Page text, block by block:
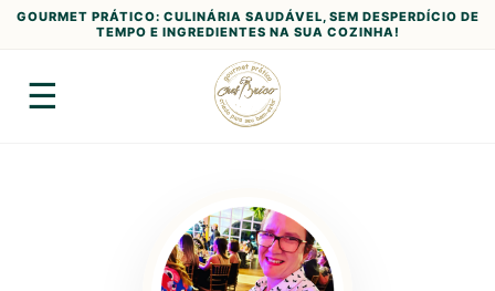
GOURMET PRÁTICO: CULINÁRIA SAUDÁVEL, SEM DESPERDÍCIO DE
TEMPO E INGREDIENTES NA SUA COZINHA!
☰